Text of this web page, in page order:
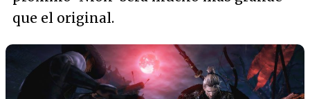
que el original.